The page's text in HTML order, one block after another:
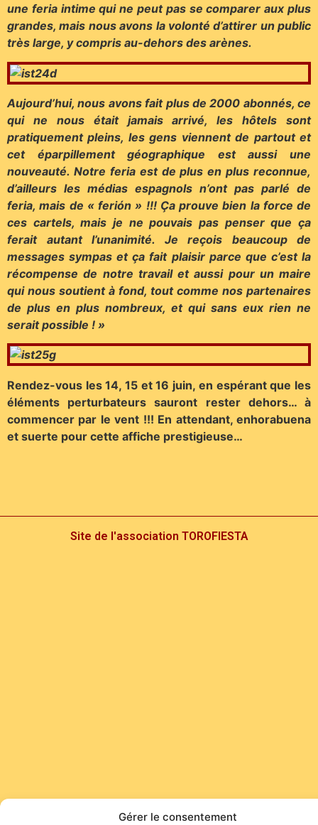
Gérer le consentement
une feria intime qui ne peut pas se comparer aux plus
grandes, mais nous avons la volonté d’attirer un public
très large, y compris au-dehors des arènes.
Aujourd’hui, nous avons fait plus de 2000 abonnés, ce
qui ne nous était jamais arrivé, les hôtels sont
pratiquement pleins, les gens viennent de partout et
cet éparpillement géographique est aussi une
nouveauté. Notre feria est de plus en plus reconnue,
d’ailleurs les médias espagnols n’ont pas parlé de
feria, mais de « ferión » !!! Ça prouve bien la force de
ces cartels, mais je ne pouvais pas penser que ça
ferait autant l’unanimité. Je reçois beaucoup de
messages sympas et ça fait plaisir parce que c’est la
récompense de notre travail et aussi pour un maire
qui nous soutient à fond, tout comme nos partenaires
de plus en plus nombreux, et qui sans eux rien ne
serait possible ! »
Rendez-vous les 14, 15 et 16 juin, en espérant que les
éléments perturbateurs sauront rester dehors… à
commencer par le vent !!! En attendant, enhorabuena
et suerte pour cette affiche prestigieuse…
Site de l'association TOROFIESTA